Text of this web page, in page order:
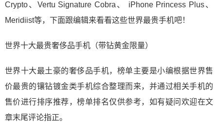
Crypto、Vertu Signature Cobra、 iPhone Princess Plus、
Meridiist等，下面跟编辑来看看这些世界最贵手机吧！
世界十大最贵奢侈品手机（带钻黄金限量）
世界十大最土豪的奢侈品手机，榜单主要是小编根据世界售
价最贵的镶钻镀金类手机综合整理而来，并通过相关手机的
售价进行排序推荐，榜单排名仅供参考，如有疑问欢迎在文
章末尾评论指正。